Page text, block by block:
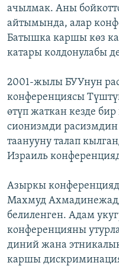
ЭЕ/АРнун бардык
ачылмак. Аны
айтымында, алар
Батышка каршы көз
катары колдонулабы
2001-жылы БУУнун
конференциясы
өтүп жаткан кезде бир
сионизмди
таанууну талап
Израиль
Азыркы
Махмуд
белиленген. Адам
конференцияны
диний жана
каршы